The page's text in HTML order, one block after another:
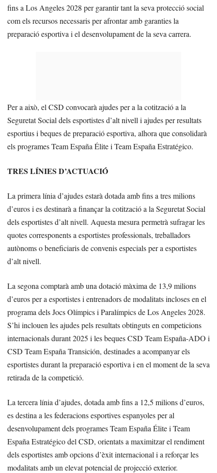
fins a Los Angeles 2028 per garantir tant la seva protecció social
com els recursos necessaris per afrontar amb garanties la
preparació esportiva i el desenvolupament de la seva carrera.
Per a això, el CSD convocarà ajudes per a la cotització a la
Seguretat Social dels esportistes d’alt nivell i ajudes per resultats
esportius i beques de preparació esportiva, alhora que consolidarà
els programes Team España Élite i Team España Estratégico.
TRES LÍNIES D’ACTUACIÓ
La primera línia d’ajudes estarà dotada amb fins a tres milions
d’euros i es destinarà a finançar la cotització a la Seguretat Social
dels esportistes d’alt nivell. Aquesta mesura permetrà sufragar les
quotes corresponents a esportistes professionals, treballadors
autònoms o beneficiaris de convenis especials per a esportistes
d’alt nivell.
La segona comptarà amb una dotació màxima de 13,9 milions
d’euros per a esportistes i entrenadors de modalitats incloses en el
programa dels Jocs Olímpics i Paralímpics de Los Angeles 2028.
S’hi inclouen les ajudes pels resultats obtinguts en competicions
internacionals durant 2025 i les beques CSD Team España-ADO i
CSD Team España Transición, destinades a acompanyar els
esportistes durant la preparació esportiva i en el moment de la seva
retirada de la competició.
La tercera línia d’ajudes, dotada amb fins a 12,5 milions d’euros,
es destina a les federacions esportives espanyoles per al
desenvolupament dels programes Team España Élite i Team
España Estratégico del CSD, orientats a maximitzar el rendiment
dels esportistes amb opcions d’èxit internacional i a reforçar les
modalitats amb un elevat potencial de projecció exterior.